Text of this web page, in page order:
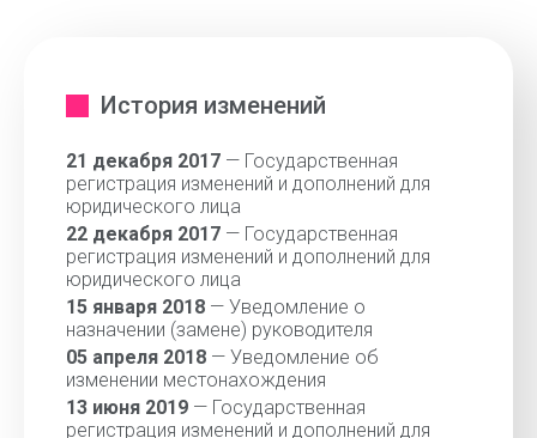
История изменений
21 декабря 2017 — Государственная
регистрация изменений и дополнений для
юридического лица
22 декабря 2017 — Государственная
регистрация изменений и дополнений для
юридического лица
15 января 2018 — Уведомление о
назначении (замене) руководителя
05 апреля 2018 — Уведомление об
изменении местонахождения
13 июня 2019 — Государственная
регистрация изменений и дополнений для